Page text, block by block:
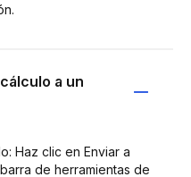
a un
Haz clic en Enviar a
de herramientas de